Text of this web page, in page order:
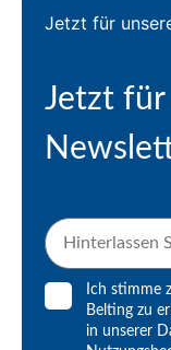
Jetzt für
Jetzt für
Ich stimme
Belting zu
in unserer